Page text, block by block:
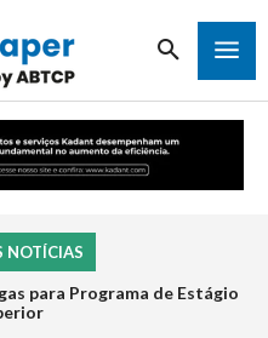
NOTÍCIAS
para Programa de Estágio